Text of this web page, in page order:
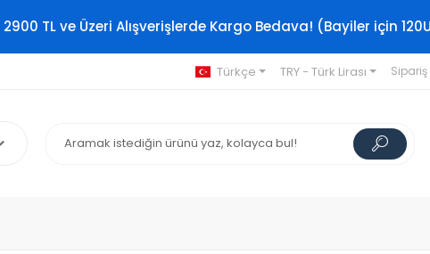
2900 TL ve Üzeri Alışverişlerde Kargo Bedava! (Bayiler için
Türkçe TRY - Türk Lirası